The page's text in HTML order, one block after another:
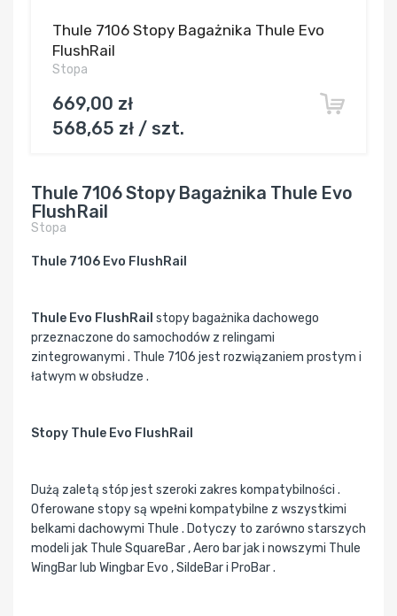
Thule 7106 Stopy Bagażnika Thule Evo
FlushRail
Stopa
669,00 zł
568,65 zł / szt.
Thule 7106 Stopy Bagażnika Thule Evo
FlushRail
Stopa
Thule 7106 Evo FlushRail
Thule Evo FlushRail stopy bagażnika dachowego
przeznaczone do samochodów z relingami
zintegrowanymi . Thule 7106 jest rozwiązaniem prostym i
łatwym w obsłudze .
Stopy Thule Evo FlushRail
Dużą zaletą stóp jest szeroki zakres kompatybilności .
Oferowane stopy są wpełni kompatybilne z wszystkimi
belkami dachowymi Thule . Dotyczy to zarówno starszych
modeli jak Thule SquareBar , Aero bar jak i nowszymi Thule
WingBar lub Wingbar Evo , SildeBar i ProBar .